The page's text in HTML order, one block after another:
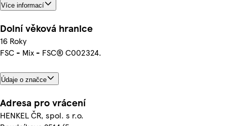
Více informací
Dolní věková hranice
16 Roky
FSC - Mix - FSC® C002324.
Údaje o značce
Adresa pro vrácení
HENKEL ČR, spol. s r.o.